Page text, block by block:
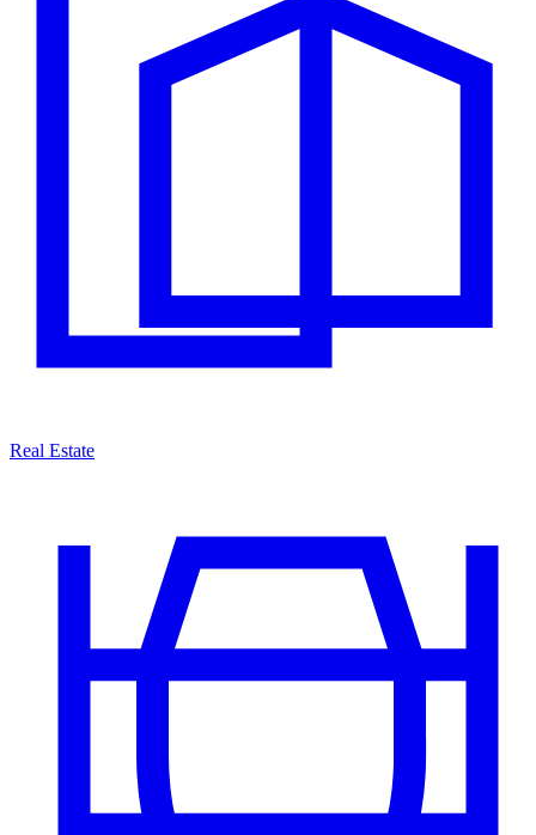
Real Estate